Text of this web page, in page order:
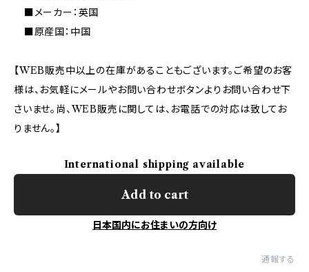
■メーカー：英国
■原産国：中国
【WEB販売中以上の在庫があることもございます。ご希望のお客
様は、お気軽にメールやお問い合わせボタンよりお問い合わせ下
さいませ。尚、WEB販売に関しては、お電話での対応は致してお
りません。】
International shipping available
Add to cart
日本国内にお住まいの方向け
通報する